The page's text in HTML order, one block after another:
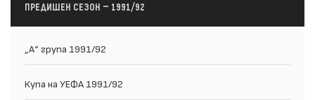
ПРЕДИШЕН СЕЗОН — 1991/92
„А“ група 1991/92
Купа на УЕФА 1991/92